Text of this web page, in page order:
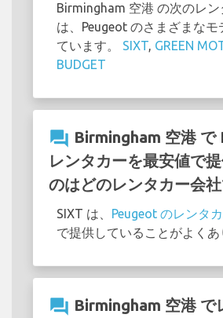
Birmingham 空港 の次のレン
は、Peugeot のさまざまなモ
ています。 SIXT, GREEN
BUDGET
question_answer Birmingham 空港
レンタカーを最安値で
のはどのレンタカー会
SIXT は、 Peugeot のレンタ
で提供していることがよくあ
question_answer Birmingham 空港 で